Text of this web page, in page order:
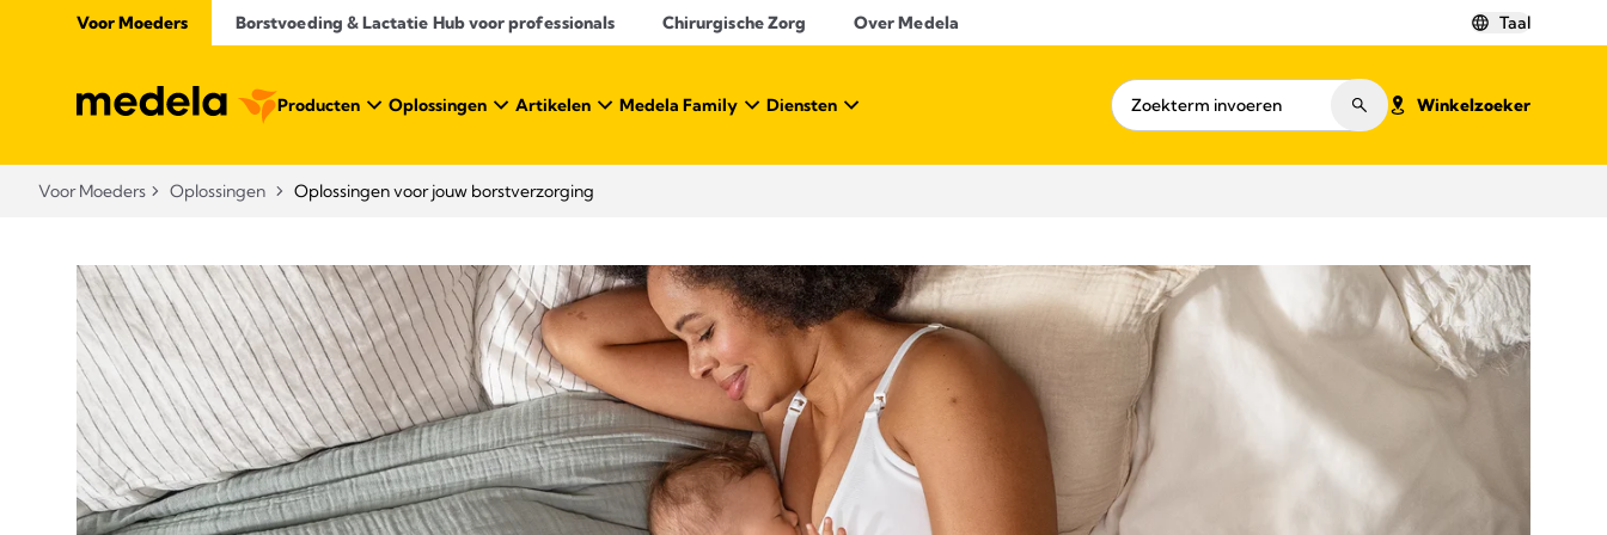
Voor Moeders Borstvoeding & Lactatie Hub voor professionals​ Chirurgische Zorg Over Medela Taal
Producten Oplossingen Artikelen Medela Family Diensten Winkelzoeker
Voor Moeders Oplossingen Oplossingen voor jouw borstverzorging